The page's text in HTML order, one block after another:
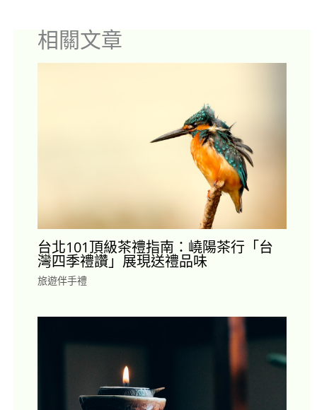
相關文章
台北101頂級茶禮指南：嶢陽茶行「台
灣四季禮讚」展現送禮品味
旅遊伴手禮